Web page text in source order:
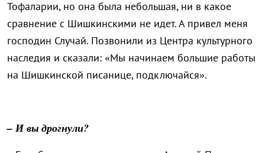
Тофаларии, но она была небольшая, ни в какое
сравнение с Шишкинскими не идет. А привел меня
господин Случай. Позвонили из Центра культурного
наследия и сказали: «Мы начинаем большие работы
на Шишкинской писанице, подключайся».
– И вы дрогнули?